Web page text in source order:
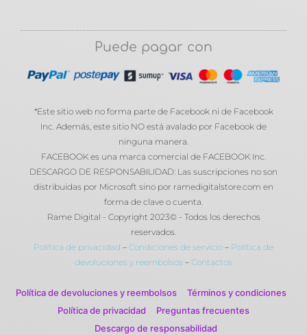
Puede pagar con
*Este sitio web no forma parte de Facebook ni de Facebook
Inc. Además, este sitio NO está avalado por Facebook de
ninguna manera.
FACEBOOK es una marca comercial de FACEBOOK Inc.
DESCARGO DE RESPONSABILIDAD: Las suscripciones no son
distribuidas por Microsoft sino por ramedigitalstore.com en
forma de clave o cuenta.
Rame Digital - Copyright 2023© - Todos los derechos
reservados.
Política de privacidad – Condiciones de servicio – Política de
devoluciones y reembolsos – Contactos
Política de devoluciones y reembolsos
Términos y condiciones
Política de privacidad
Preguntas frecuentes
Descargo de responsabilidad